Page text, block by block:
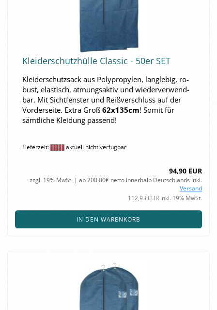
Klei­der­schutz­hül­le Clas­sic - 50er SET
Klei­der­schutz­sack aus Po­ly­pro­py­len, lang­le­big, ro­
bust, elas­tisch, at­mungs­ak­tiv und wie­der­ver­wend­
bar. Mit Sicht­fens­ter und Reiß­ver­schluss auf der
Vor­der­sei­te. Extra Groß 62x135cm! Somit für
sämt­li­che Klei­dung pas­send!
Lieferzeit: aktuell nicht verfügbar
94,90 EUR
zzgl. 19% MwSt. | ab 200,00€ netto innerhalb Deutschlands inkl.
Versand
112,93 EUR inkl. 19% MwSt.
IN DEN WARENKORB